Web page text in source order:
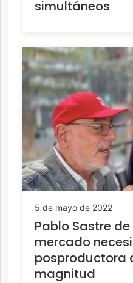
simultáneos
5 de mayo de 2022
Pablo Sastre de
mercado
posproductora
magnitud